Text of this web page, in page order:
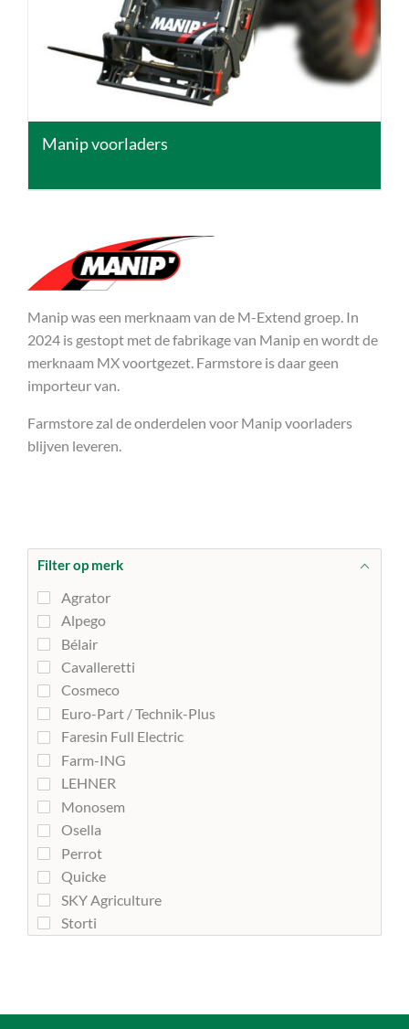
Manip voorladers
Manip was een merknaam van de M-Extend groep. In
2024 is gestopt met de fabrikage van Manip en wordt de
merknaam MX voortgezet. Farmstore is daar geen
importeur van.
Farmstore zal de onderdelen voor Manip voorladers
blijven leveren.
Filter op merk
Agrator
Alpego
Bélair
Cavalleretti
Cosmeco
Euro-Part / Technik-Plus
Faresin Full Electric
Farm-ING
LEHNER
Monosem
Osella
Perrot
Quicke
SKY Agriculture
Storti